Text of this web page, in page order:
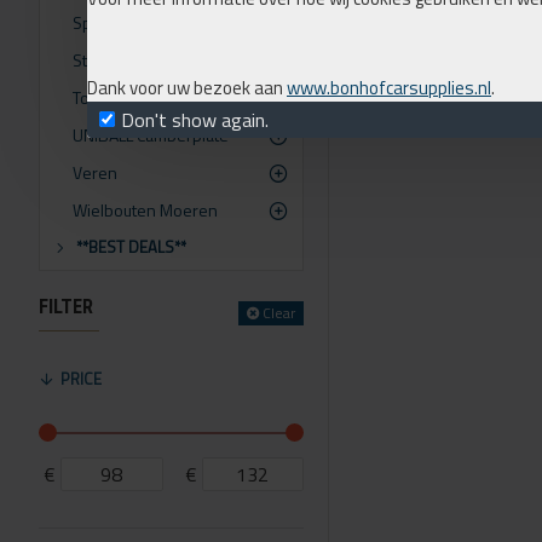
Dank voor uw bezoek aanwww.bonhofcarsupplies.nl.
Don't show again.
Spoorverbreders
Steekadapters
Topmounts airride
UNIBALL Camberplate
Veren
Wielbouten Moeren
**BEST DEALS**
FILTER Clear
PRICE
€ €